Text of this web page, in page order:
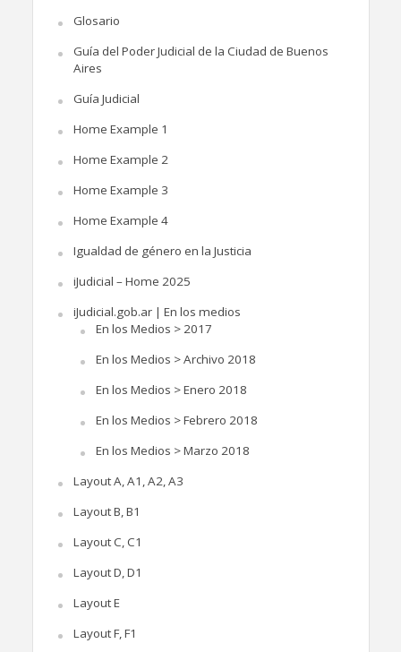
Glosario
Guía del Poder Judicial de la Ciudad de Buenos
Aires
Guía Judicial
Home Example 1
Home Example 2
Home Example 3
Home Example 4
Igualdad de género en la Justicia
iJudicial – Home 2025
iJudicial.gob.ar | En los medios
En los Medios > 2017
En los Medios > Archivo 2018
En los Medios > Enero 2018
En los Medios > Febrero 2018
En los Medios > Marzo 2018
Layout A, A1, A2, A3
Layout B, B1
Layout C, C1
Layout D, D1
Layout E
Layout F, F1